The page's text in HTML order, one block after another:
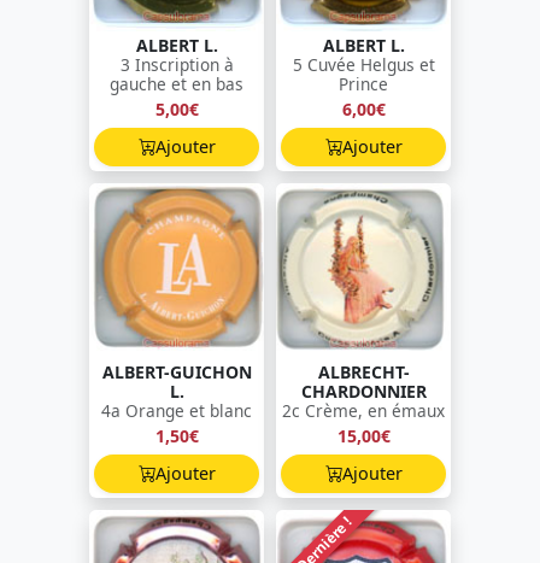
ALBERT L.
3 Inscription à
gauche et en bas
5,00€
Ajouter
ALBERT L.
5 Cuvée Helgus et
Prince
6,00€
Ajouter
ALBERT-GUICHON
L.
4a Orange et blanc
1,50€
Ajouter
ALBRECHT-
CHARDONNIER
2c Crème, en émaux
15,00€
Ajouter
Dernière !